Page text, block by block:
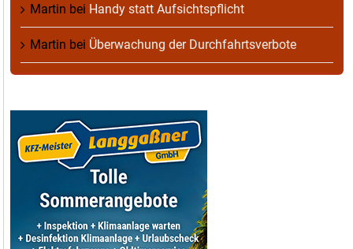
Martin bei Handy statt Aufsichtspflicht
Martin bei Überwachung der Durchfahrtsverbote